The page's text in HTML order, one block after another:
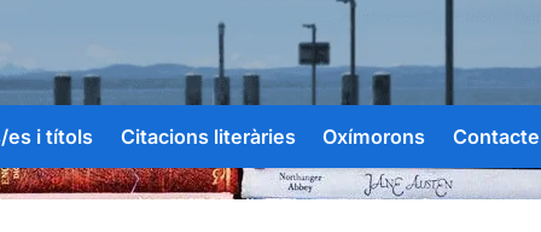
es i títols Citacions literàries Oxímorons Contacte